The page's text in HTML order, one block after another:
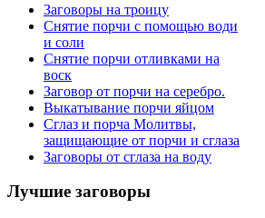
Заговоры на троицу
Снятие порчи с помощью води
и соли
Снятие порчи отливками на
воск
Заговор от порчи на серебро.
Выкатывание порчи яйцом
Сглаз и порча Молитвы,
защищающие от порчи и сглаза
Заговоры от сглаза на воду
Лучшие заговоры